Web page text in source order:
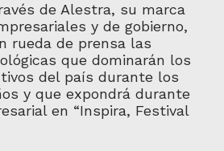
de Alestra, su marca
y de gobierno,
rueda de prensa las
que dominarán los
del país durante los
y que expondrá durante
en “Inspira, Festival